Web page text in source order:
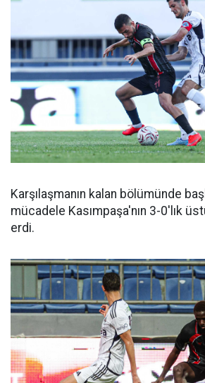
Karşılaşmanın kalan bölümünde
mücadele Kasımpaşa'nın 3-0'lık
erdi.